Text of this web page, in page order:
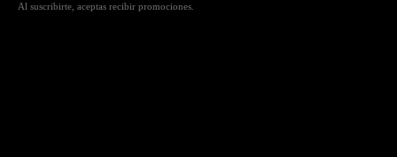
Al suscribirte, aceptas recibir promociones.